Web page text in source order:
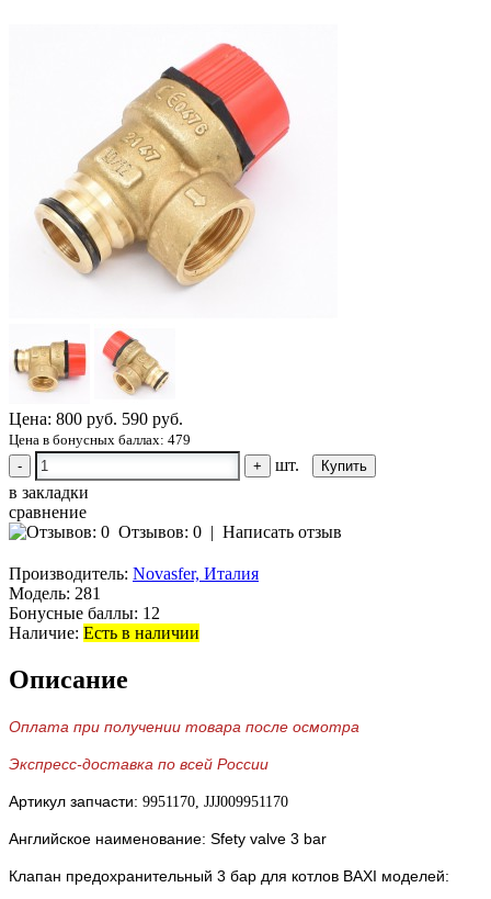
Цена: 800 руб. 590 руб.
Цена в бонусных баллах: 479
-
+
шт.
в закладки
сравнение
Отзывов: 0 | Написать отзыв
Производитель: Novasfer, Италия
Модель: 281
Бонусные баллы: 12
Наличие: Есть в наличии
Описание
Оплата при получении товара после осмотра
Экспресс-доставка по всей России
Артикул запчасти: 9951170, JJJ009951170
Английское наименование: Sfety valve 3 bar
Клапан предохранительный 3 бар для котлов BAXI моделей: